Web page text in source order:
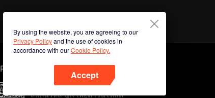
By using the website, you are agreeing to our
Privacy Policyand the use of cookies in
accordance with ourCookie Policy.
Accept
Phone
สแกนรหัส QR เพื่อดาวน์โหลด